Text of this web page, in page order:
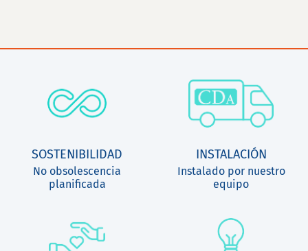
SOSTENIBILIDAD
No obsolescencia
planificada
INSTALACIÓN
Instalado por nuestro
equipo